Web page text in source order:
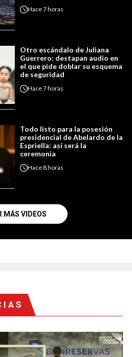
Hace7 horas
Otro escándalo de Juliana
Guerrero: destapan audio en
el que pide doblar su esquema
de seguridad
Hace7 horas
Todo listo para la posesión
presidencial de Abelardo de la
Espriella: así será la
ceremonia
Hace8 horas
MÁS VIDEOS